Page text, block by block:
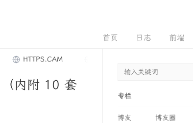
首页 日志 前端
HTTPS.CAM
（内附 10 套
专栏
博友 博友圈